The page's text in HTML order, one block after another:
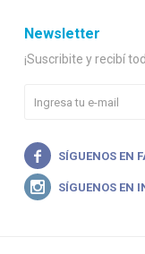
Newsletter
¡Suscribite y recibí

